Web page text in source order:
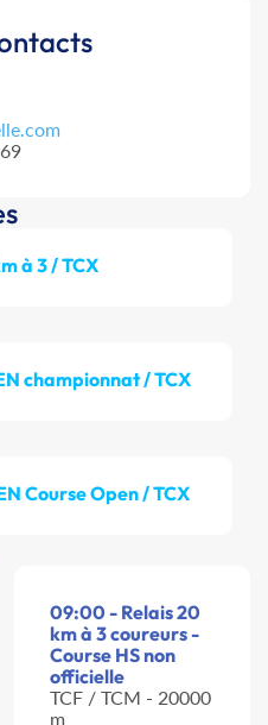
à 3 / TCX
championnat / TCX
Course Open / TCX
09:00 - Relais 20
km à 3 coureurs -
Course HS non
officielle
TCF / TCM - 20000
m